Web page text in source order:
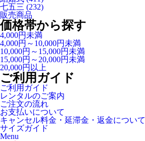
七五三 (232)
販売商品
価格帯から探す
4,000円未満
4,000円～10,000円未満
10,000円～15,000円未満
15,000円～20,000円未満
20,000円以上
ご利用ガイド
ご利用ガイド
レンタルのご案内
ご注文の流れ
お支払いについて
キャンセル料金・延滞金・返金について
サイズガイド
Menu